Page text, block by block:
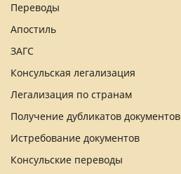
Переводы
Апостиль
ЗАГС
Консульская легализация
Легализация по странам
Получение дубликатов документов
Истребование документов
Консульские переводы